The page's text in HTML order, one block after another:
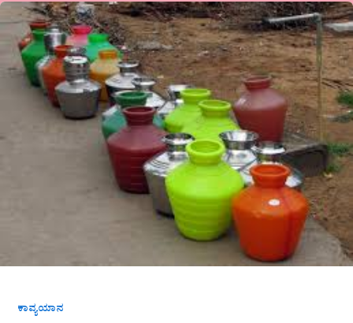
ಕಾವ್ಯಯಾನ
ಡಾ
ಡೋ.ನಾ.ವೆಂಕಟೇಶ
ಕವಿತೆ-
ಎಲ್ಲಿಯ
ಎಲ್
ನೀನೋ